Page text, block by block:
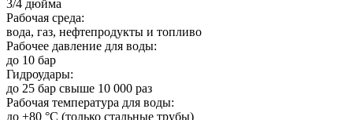
3/4 дюйма
Рабочая среда:
вода, газ, нефтепродукты и топливо
Рабочее давление для воды:
до 10 бар
Гидроудары:
до 25 бар свыше 10 000 раз
Рабочая температура для воды:
до +80 °C (только стальные трубы)